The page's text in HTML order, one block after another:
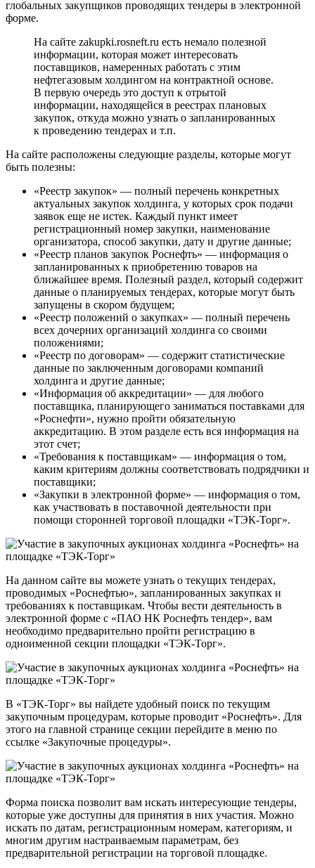
глобальных закупщиков проводящих тендеры в электронной
форме.
На сайте zakupki.rosneft.ru есть немало полезной
информации, которая может интересовать
поставщиков, намеренных работать с этим
нефтегазовым холдингом на контрактной основе.
В первую очередь это доступ к отрытой
информации, находящейся в реестрах плановых
закупок, откуда можно узнать о запланированных
к проведению тендерах и т.п.
На сайте расположены следующие разделы, которые могут
быть полезны:
«Реестр закупок» — полный перечень конкретных
актуальных закупок холдинга, у которых срок подачи
заявок еще не истек. Каждый пункт имеет
регистрационный номер закупки, наименование
организатора, способ закупки, дату и другие данные;
«Реестр планов закупок Роснефть» — информация о
запланированных к приобретению товаров на
ближайшее время. Полезный раздел, который содержит
данные о планируемых тендерах, которые могут быть
запущены в скором будущем;
«Реестр положений о закупках» — полный перечень
всех дочерних организаций холдинга со своими
положениями;
«Реестр по договорам» — содержит статистические
данные по заключенным договорами компаний
холдинга и другие данные;
«Информация об аккредитации» — для любого
поставщика, планирующего заниматься поставками для
«Роснефти», нужно пройти обязательную
аккредитацию. В этом разделе есть вся информация на
этот счет;
«Требования к поставщикам» — информация о том,
каким критериям должны соответствовать подрядчики и
поставщики;
«Закупки в электронной форме» — информация о том,
как участвовать в поставочной деятельности при
помощи сторонней торговой площадки «ТЭК-Торг».
На данном сайте вы можете узнать о текущих тендерах,
проводимых «Роснефтью», запланированных закупках и
требованиях к поставщикам. Чтобы вести деятельность в
электронной форме с «ПАО НК Роснефть тендер», вам
необходимо предварительно пройти регистрацию в
одноименной секции площадки «ТЭК-Торг».
В «ТЭК-Торг» вы найдете удобный поиск по текущим
закупочным процедурам, которые проводит «Роснефть». Для
этого на главной странице секции перейдите в меню по
ссылке «Закупочные процедуры».
Форма поиска позволит вам искать интересующие тендеры,
которые уже доступны для принятия в них участия. Можно
искать по датам, регистрационным номерам, категориям, и
многим другим настраиваемым параметрам, без
предварительной регистрации на торговой площадке.